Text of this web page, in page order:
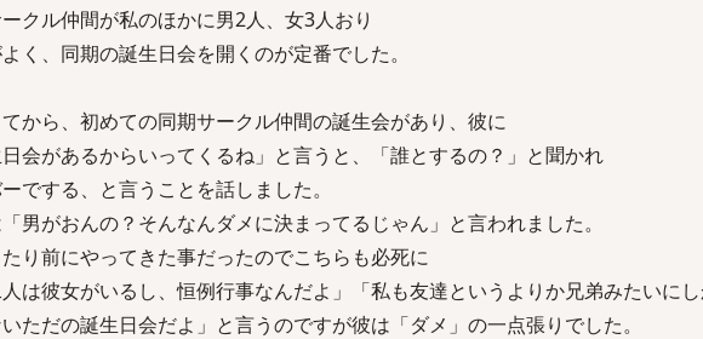
クル仲間が私のほかに男2人、女3人おり
く、同期の誕生日会を開くのが定番でした。
から、初めての同期サークル仲間の誕生会があり、彼に
日会があるからいってくるね」と言うと、「誰とするの？」と聞かれ
でする、と言うことを話しました。
男がおんの？そんなんダメに決まってるじゃん」と言われました。
り前にやってきた事だったのでこちらも必死に
人は彼女がいるし、恒例行事なんだよ」「私も友達というよりか兄弟みたいに
ただの誕生日会だよ」と言うのですが彼は「ダメ」の一点張りでした。